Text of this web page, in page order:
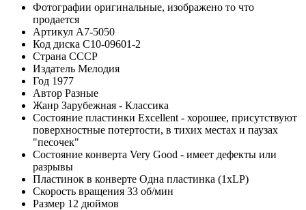
Фотографии оригинальные, изображено то что
продается
Артикул A7-5050
Код диска С10-09601-2
Страна СССР
Издатель Мелодия
Год 1977
Автор Разные
Жанр Зарубежная - Классика
Состояние пластинки Excellent - хорошее, присутствуют
поверхностные потертости, в тихих местах и паузах
"песочек"
Состояние конверта Very Good - имеет дефекты или
разрывы
Пластинок в конверте Одна пластинка (1xLP)
Скорость вращения 33 об/мин
Размер 12 дюймов